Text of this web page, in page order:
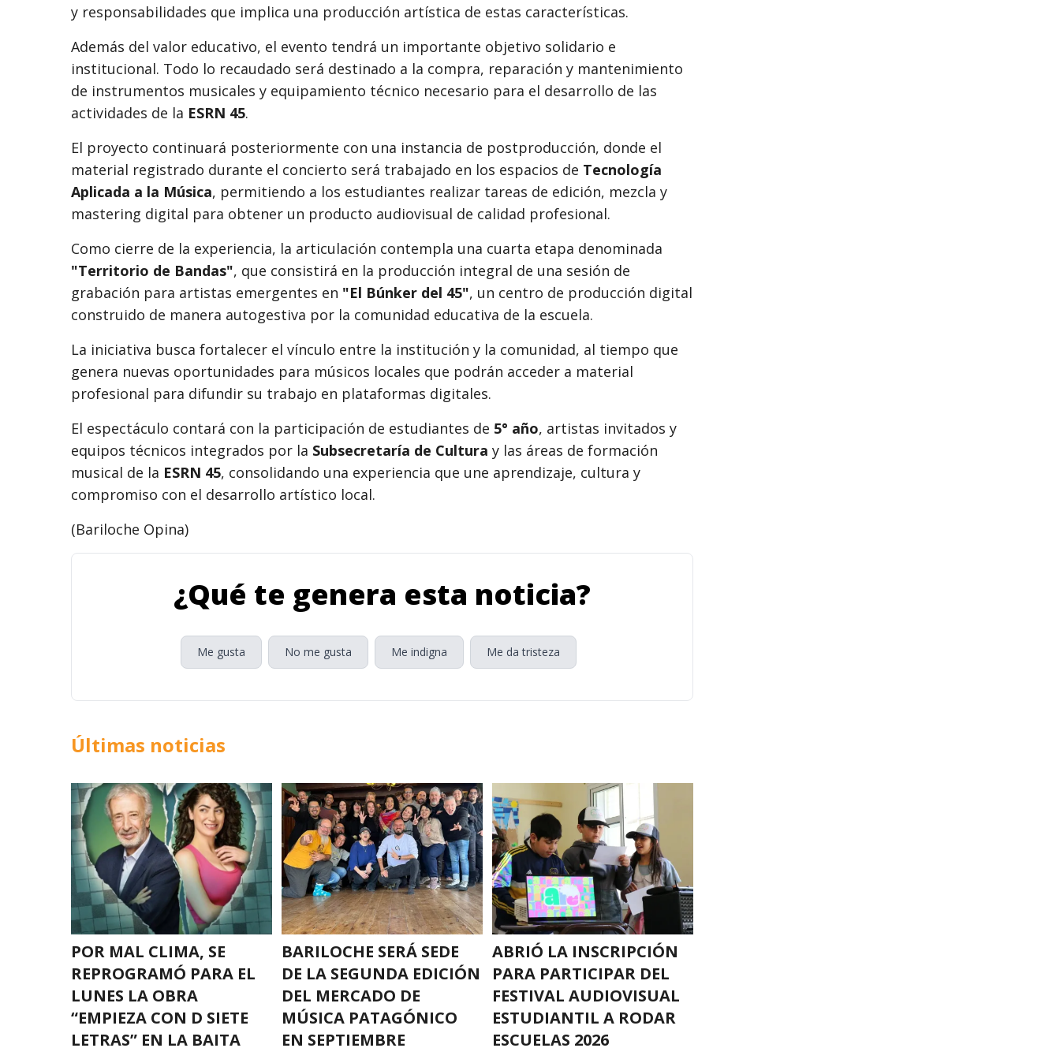
y responsabilidades que implica una producción artística de estas características.
Además del valor educativo, el evento tendrá un importante objetivo solidario e
institucional. Todo lo recaudado será destinado a la compra, reparación y mantenimiento
de instrumentos musicales y equipamiento técnico necesario para el desarrollo de las
actividades de la ESRN 45.
El proyecto continuará posteriormente con una instancia de postproducción, donde el
material registrado durante el concierto será trabajado en los espacios de Tecnología
Aplicada a la Música, permitiendo a los estudiantes realizar tareas de edición, mezcla y
mastering digital para obtener un producto audiovisual de calidad profesional.
Como cierre de la experiencia, la articulación contempla una cuarta etapa denominada
"Territorio de Bandas", que consistirá en la producción integral de una sesión de
grabación para artistas emergentes en "El Búnker del 45", un centro de producción digital
construido de manera autogestiva por la comunidad educativa de la escuela.
La iniciativa busca fortalecer el vínculo entre la institución y la comunidad, al tiempo que
genera nuevas oportunidades para músicos locales que podrán acceder a material
profesional para difundir su trabajo en plataformas digitales.
El espectáculo contará con la participación de estudiantes de 5° año, artistas invitados y
equipos técnicos integrados por la Subsecretaría de Cultura y las áreas de formación
musical de la ESRN 45, consolidando una experiencia que une aprendizaje, cultura y
compromiso con el desarrollo artístico local.
(Bariloche Opina)
¿Qué te genera esta noticia?
Me gusta No me gusta Me indigna Me da tristeza
Últimas noticias
POR MAL CLIMA, SE
REPROGRAMÓ PARA EL
LUNES LA OBRA
“EMPIEZA CON D SIETE
LETRAS” EN LA BAITA
BARILOCHE SERÁ SEDE
DE LA SEGUNDA EDICIÓN
DEL MERCADO DE
MÚSICA PATAGÓNICO
EN SEPTIEMBRE
ABRIÓ LA INSCRIPCIÓN
PARA PARTICIPAR DEL
FESTIVAL AUDIOVISUAL
ESTUDIANTIL A RODAR
ESCUELAS 2026